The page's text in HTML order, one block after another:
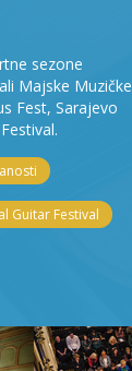
sezone
Majske Muzičke
Fest, Sarajevo
Guitar Festival